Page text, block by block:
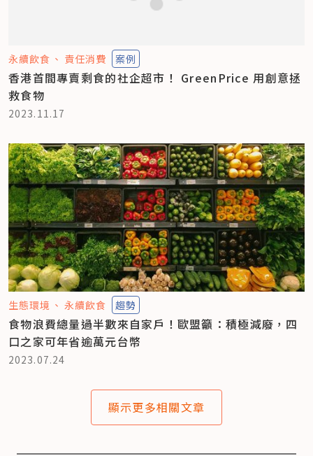
永續飲食 責任消費 案例
香港首間專賣剩食的社企超市！ GreenPrice 用創意拯
救食物
2023.11.17
生態環境 永續飲食 趨勢
食物浪費總量過半數來自家戶！歐盟籲：積極減廢，四
口之家可年省逾萬元台幣
2023.07.24
顯示更多相關文章